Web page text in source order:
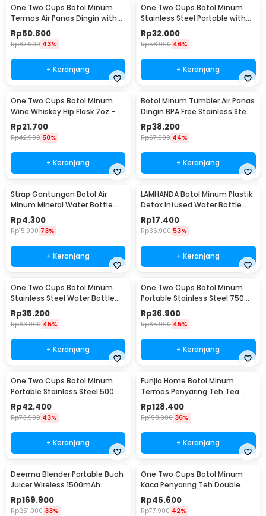
One Two Cups Botol Minum
Termos Air Panas Dingin with
Cup Head 500ml - SUS304
Rp50.800
Rp87.900 43%
+ Keranjang
One Two Cups Botol Minum
Stainless Steel Portable with
Carabiner 750ml - GBD
Rp32.000
Rp58.900 46%
+ Keranjang
One Two Cups Botol Minum
Wine Whiskey Hip Flask 7oz -
F0212
Rp21.700
Rp42.900 50%
+ Keranjang
Botol Minum Tumbler Air Panas
Dingin BPA Free Stainless Steel
350ml - HS-6983
Rp38.200
Rp67.900 44%
+ Keranjang
Strap Gantungan Botol Air
Minum Mineral Water Bottle
Belt Hanger - 3330
Rp4.300
Rp15.900 73%
+ Keranjang
LAMHANDA Botol Minum Plastik
Detox Infused Water Bottle
BPA Free 1L - QWF236
Rp17.400
Rp36.900 53%
+ Keranjang
One Two Cups Botol Minum
Stainless Steel Water Bottle
300ml - YM006
Rp35.200
Rp63.900 45%
+ Keranjang
One Two Cups Botol Minum
Portable Stainless Steel 750ml
- YM006
Rp36.900
Rp65.900 45%
+ Keranjang
One Two Cups Botol Minum
Portable Stainless Steel 500ml
- YM006
Rp42.400
Rp73.900 43%
+ Keranjang
Funjia Home Botol Minum
Termos Penyaring Teh Tea
Infuser 520ml
Rp128.400
Rp198.900 36%
+ Keranjang
Deerma Blender Portable Buah
Juicer Wireless 1500mAh
400ml - DEM-NU05
Rp169.900
Rp251.900 33%
One Two Cups Botol Minum
Kaca Penyaring Teh Double
Wall 230ml - X9001
Rp45.600
Rp77.900 42%